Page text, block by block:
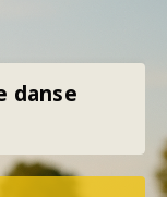
danse